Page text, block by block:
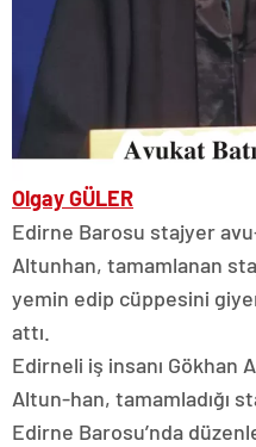
Olgay GÜLER
Edirne Barosu stajyer
Altunhan, tamamlanan
yemin edip cüppesini
attı.
Edirneli iş insanı Gökhan
Altun-han, tamamladığı
Edirne Barosu’nda